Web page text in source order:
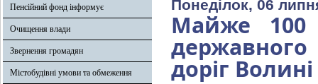
Пенсійний фонд інформує
Очищення влади
Звернення громадян
Містобудівні умови та обмеження
Понеділок, 06
Майже 100
доріг Волині